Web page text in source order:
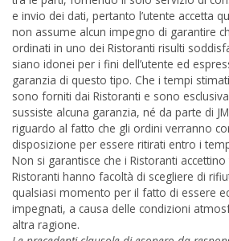
e invio dei dati, pertanto l’utente accetta
non assume alcun impegno di garantire
ordinati in uno dei Ristoranti risulti
siano idonei per i fini dell’utente ed
garanzia di questo tipo. Che i tempi
sono forniti dai Ristoranti e sono
sussiste alcuna garanzia, né da parte di
riguardo al fatto che gli ordini verranno
disposizione per essere ritirati entro i
Non si garantisce che i Ristoranti
Ristoranti hanno facoltà di scegliere di
qualsiasi momento per il fatto di essere
impegnati, a causa delle condizioni
altra ragione.